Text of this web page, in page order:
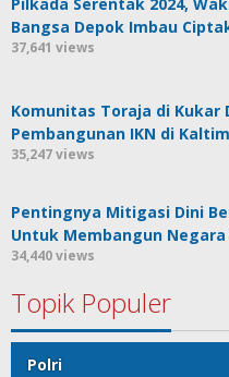
Bangsa Depok Imbau
37,641 views
Komunitas Toraja di Kukar
Pembangunan IKN di Kaltim
35,247 views
Pentingnya Mitigasi Dini
Untuk Membangun
34,440 views
Topik Populer
Polri